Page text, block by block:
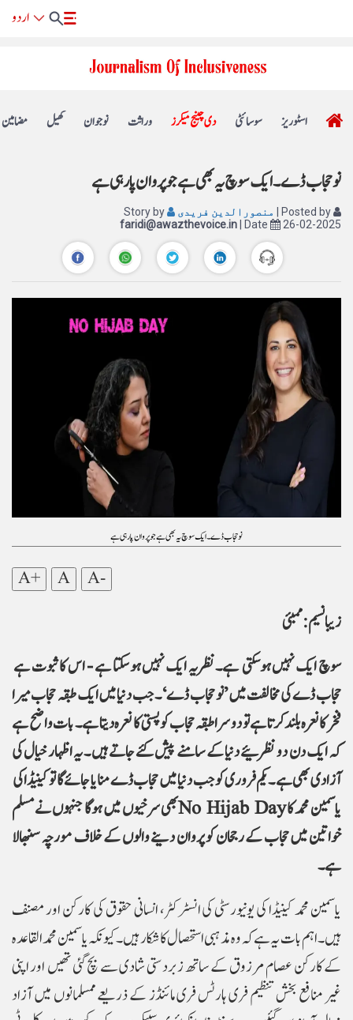
مضامین کھیل نوجوان وراثت دی چینج میکرز سوسائٹی اسٹوریز
نو حجاب ڈے ۔ ایک سوچ یہ بھی ہے جو پروان پا رہی ہے
Story by منصورالدین فریدی
| Posted by
faridi@awazthevoice.in | Date 26-02-2025
نو حجاب ڈے ۔ ایک سوچ یہ بھی ہے جو پروان پا رہی ہے
A+ A A-
زیبا نسیم : ممبئی
سوچ ایک نہیں ہوسکتی ہے۔نظریہ ایک نہیں ہوسکتا ہے - اس کا ثبوت ہے
حجاب ڈے کی مخالفت میں ’نو حجاب ڈے‘ ۔ جب دنیا میں ایک طبقہ حجاب میرا
فخر کا نعرہ بلند کرتا ہے تو دوسرا طبقہ حجاب کو پستی کا نعرہ دیتا ہے ۔ بات واضح ہے
کہ ایک دن دو نظرئیے دنیا کے سامنے پیش کئے جاتے ہیں ۔ یہ اظہار خیال کی
آزادی بھی ہے ۔ یکم فروری کو جب دنیا میں حجاب ڈے منایا جائے گا تو کینیڈا کی
یاسمین محمد کاNo Hijab Dayبھی سرخیوں میں ہوگا جنہوں نے مسلم
خواتین میں حجاب کے رجحان کو پروان دینے والوں کے خلاف مورچہ سنبھالا
ہے۔
یاسمین محمد کینیڈا کی یونیورسٹی کی انسٹرکٹر، انسانی حقوق کی کارکن اور مصنف
ہیں۔ اہم بات یہ ہے کہ وہ مذہبی استحصال کا شکار ہیں ۔کیونکہ یاسمین محمد القاعدہ
کے کارکن عصام مرزوق کے ساتھ زبردستی شادی سے بچ گئی تھیں اور اپنی
غیر منافع بخش تنظیم فری ہارٹس فری مائنڈز کے ذریعے ممسلمانوں میں آزاد